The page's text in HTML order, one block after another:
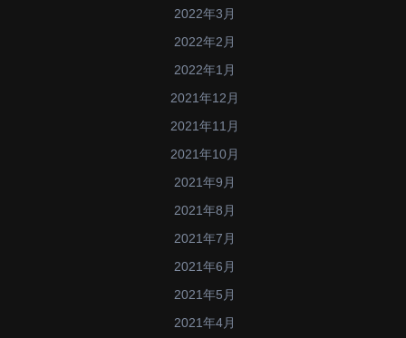
2022年3月
2022年2月
2022年1月
2021年12月
2021年11月
2021年10月
2021年9月
2021年8月
2021年7月
2021年6月
2021年5月
2021年4月